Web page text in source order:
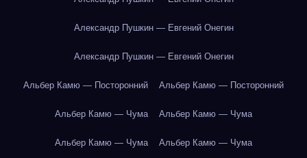
Александр Пушкин — Евгений Онегин
Александр Пушкин — Евгений Онегин
Альбер Камю — Посторонний Альбер Камю — Посторонний
Альбер Камю — Чума Альбер Камю — Чума
Альбер Камю — Чума Альбер Камю — Чума